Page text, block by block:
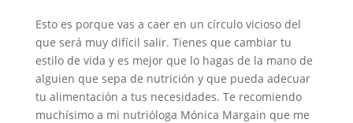
Esto es porque vas a caer en un círculo vicioso del
que será muy difícil salir. Tienes que cambiar tu
estilo de vida y es mejor que lo hagas de la mano de
alguien que sepa de nutrición y que pueda adecuar
tu alimentación a tus necesidades. Te recomiendo
muchísimo a mi nutrióloga Mónica Margain que me